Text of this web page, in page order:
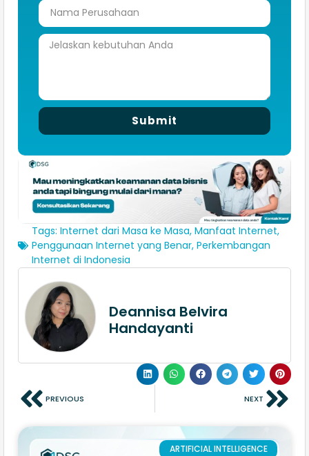
Submit
Tags: Internet dari Masa ke Masa, Manfaat Internet,
Penggunaan Internet yang Benar, Perkembangan
Internet di Indonesia
Deannisa Belvira
Handayanti
PREVIOUS NEXT
ARTIFICIAL INTELLIGENCE